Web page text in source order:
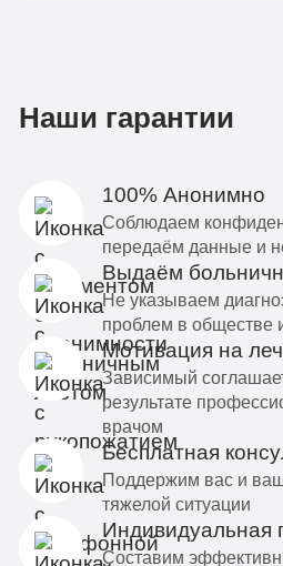
Наши гарантии
100% Анонимно
Соблюдаем
передаём данные и
Выдаём
Не указываем
проблем в обществе
Мотивация на
Зависимый
результате
врачом
Бесплатная
Поддержим вас и
тяжелой ситуации
Индивидуальная
Составим